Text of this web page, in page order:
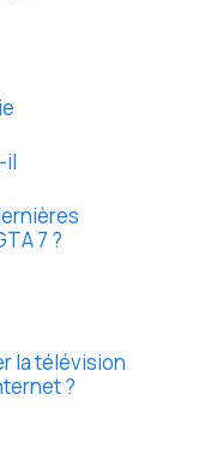
il
7 ?
la télévision
?